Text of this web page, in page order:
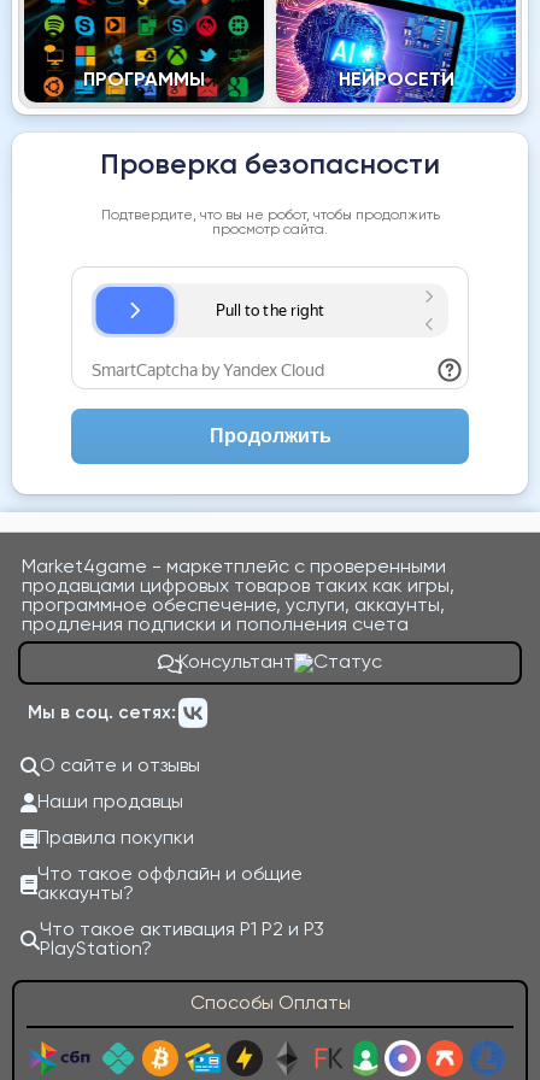
ПРОГРАММЫ НЕЙРОСЕТИ
Проверка безопасности
Подтвердите, что вы не робот, чтобы продолжить
просмотр сайта.
Продолжить
Market4game - маркетплейс с проверенными
продавцами цифровых товаров таких как игры,
программное обеспечение, услуги, аккаунты,
продления подписки и пополнения счета
Консультант
Мы в соц. сетях:
О сайте и отзывы
Наши продавцы
Правила покупки
Что такое оффлайн и общие
аккаунты?
Что такое активация P1 P2 и P3
PlayStation?
Способы Оплаты